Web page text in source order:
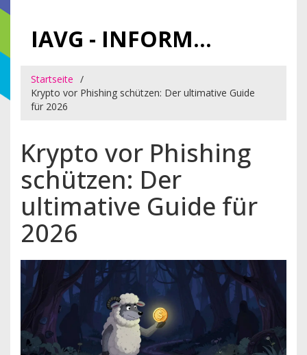
IAVG - INFORMATIONSARCHIV FÜR VIRTUELLE GELDER
Startseite
Krypto vor Phishing schützen: Der ultimative Guide
für 2026
Krypto vor Phishing
schützen: Der
ultimative Guide für
2026